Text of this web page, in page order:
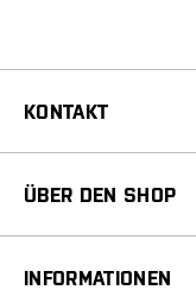
KONTAKT
ÜBER DEN SHOP
INFORMATIONEN